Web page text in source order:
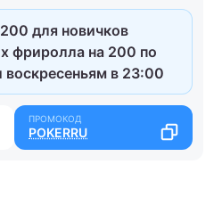
для новичков
фриролла на 200 по
в 23:00
POKERRU